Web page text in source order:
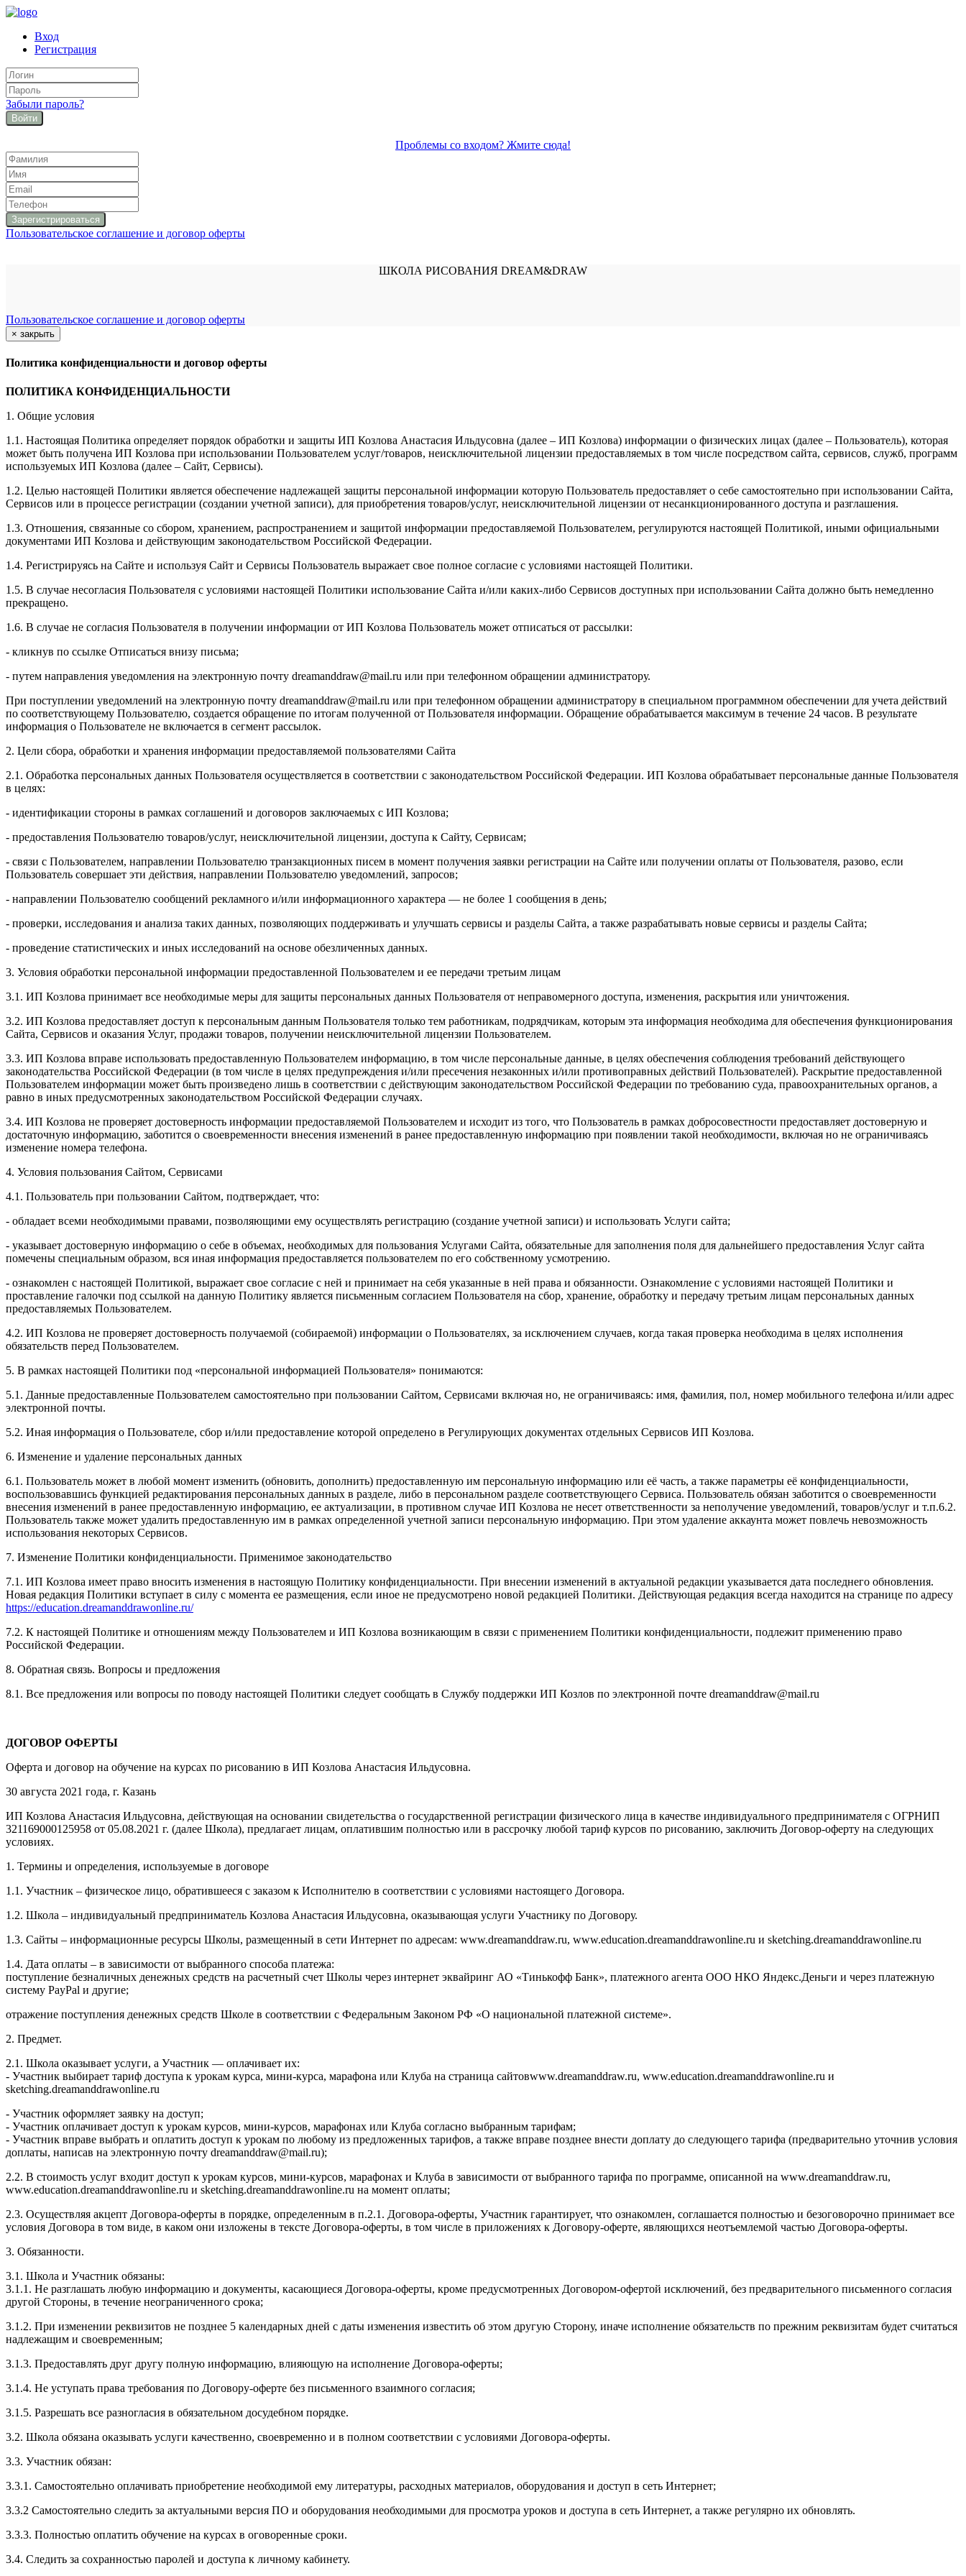
Вход
Регистрация
Забыли пароль?
Войти
Проблемы со входом? Жмите сюда!
Пользовательское соглашение и договор оферты
ШКОЛА РИСОВАНИЯ DREAM&DRAW
Пользовательское соглашение и договор оферты
× закрыть
Политика конфиденциальности и договор оферты
ПОЛИТИКА КОНФИДЕНЦИАЛЬНОСТИ
1. Общие условия
1.1. Настоящая Политика определяет порядок обработки и защиты ИП Козлова Анастасия Ильдусовна (далее – ИП Козлова) информации о физических лицах (далее – Пользователь), которая
может быть получена ИП Козлова при использовании Пользователем услуг/товаров, неисключительной лицензии предоставляемых в том числе посредством сайта, сервисов, служб, программ
используемых ИП Козлова (далее – Сайт, Сервисы).
1.2. Целью настоящей Политики является обеспечение надлежащей защиты персональной информации которую Пользователь предоставляет о себе самостоятельно при использовании Сайта,
Сервисов или в процессе регистрации (создании учетной записи), для приобретения товаров/услуг, неисключительной лицензии от несанкционированного доступа и разглашения.
1.3. Отношения, связанные со сбором, хранением, распространением и защитой информации предоставляемой Пользователем, регулируются настоящей Политикой, иными официальными
документами ИП Козловa и действующим законодательством Российской Федерации.
1.4. Регистрируясь на Сайте и используя Сайт и Сервисы Пользователь выражает свое полное согласие с условиями настоящей Политики.
1.5. В случае несогласия Пользователя с условиями настоящей Политики использование Сайта и/или каких-либо Сервисов доступных при использовании Сайта должно быть немедленно
прекращено.
1.6. В случае не согласия Пользователя в получении информации от ИП Козлова Пользователь может отписаться от рассылки:
- кликнув по ссылке Отписаться внизу письма;
- путем направления уведомления на электронную почту dreamanddraw@mail.ru или при телефонном обращении администратору.
При поступлении уведомлений на электронную почту dreamanddraw@mail.ru или при телефонном обращении администратору в специальном программном обеспечении для учета действий
по соответствующему Пользователю, создается обращение по итогам полученной от Пользователя информации. Обращение обрабатывается максимум в течение 24 часов. В результате
информация о Пользователе не включается в сегмент рассылок.
2. Цели сбора, обработки и хранения информации предоставляемой пользователями Сайта
2.1. Обработка персональных данных Пользователя осуществляется в соответствии с законодательством Российской Федерации. ИП Козловa обрабатывает персональные данные Пользователя
в целях:
- идентификации стороны в рамках соглашений и договоров заключаемых с ИП Козлова;
- предоставления Пользователю товаров/услуг, неисключительной лицензии, доступа к Сайту, Сервисам;
- связи с Пользователем, направлении Пользователю транзакционных писем в момент получения заявки регистрации на Сайте или получении оплаты от Пользователя, разово, если
Пользователь совершает эти действия, направлении Пользователю уведомлений, запросов;
- направлении Пользователю сообщений рекламного и/или информационного характера — не более 1 сообщения в день;
- проверки, исследования и анализа таких данных, позволяющих поддерживать и улучшать сервисы и разделы Сайта, а также разрабатывать новые сервисы и разделы Сайта;
- проведение статистических и иных исследований на основе обезличенных данных.
3. Условия обработки персональной информации предоставленной Пользователем и ее передачи третьим лицам
3.1. ИП Козлова принимает все необходимые меры для защиты персональных данных Пользователя от неправомерного доступа, изменения, раскрытия или уничтожения.
3.2. ИП Козлова предоставляет доступ к персональным данным Пользователя только тем работникам, подрядчикам, которым эта информация необходима для обеспечения функционирования
Сайта, Сервисов и оказания Услуг, продажи товаров, получении неисключительной лицензии Пользователем.
3.3. ИП Козлова вправе использовать предоставленную Пользователем информацию, в том числе персональные данные, в целях обеспечения соблюдения требований действующего
законодательства Российской Федерации (в том числе в целях предупреждения и/или пресечения незаконных и/или противоправных действий Пользователей). Раскрытие предоставленной
Пользователем информации может быть произведено лишь в соответствии с действующим законодательством Российской Федерации по требованию суда, правоохранительных органов, а
равно в иных предусмотренных законодательством Российской Федерации случаях.
3.4. ИП Козлова не проверяет достоверность информации предоставляемой Пользователем и исходит из того, что Пользователь в рамках добросовестности предоставляет достоверную и
достаточную информацию, заботится о своевременности внесения изменений в ранее предоставленную информацию при появлении такой необходимости, включая но не ограничиваясь
изменение номера телефона.
4. Условия пользования Сайтом, Сервисами
4.1. Пользователь при пользовании Сайтом, подтверждает, что:
- обладает всеми необходимыми правами, позволяющими ему осуществлять регистрацию (создание учетной записи) и использовать Услуги сайта;
- указывает достоверную информацию о себе в объемах, необходимых для пользования Услугами Сайта, обязательные для заполнения поля для дальнейшего предоставления Услуг сайта
помечены специальным образом, вся иная информация предоставляется пользователем по его собственному усмотрению.
- ознакомлен с настоящей Политикой, выражает свое согласие с ней и принимает на себя указанные в ней права и обязанности. Ознакомление с условиями настоящей Политики и
проставление галочки под ссылкой на данную Политику является письменным согласием Пользователя на сбор, хранение, обработку и передачу третьим лицам персональных данных
предоставляемых Пользователем.
4.2. ИП Козлова не проверяет достоверность получаемой (собираемой) информации о Пользователях, за исключением случаев, когда такая проверка необходима в целях исполнения
обязательств перед Пользователем.
5. В рамках настоящей Политики под «персональной информацией Пользователя» понимаются:
5.1. Данные предоставленные Пользователем самостоятельно при пользовании Сайтом, Сервисами включая но, не ограничиваясь: имя, фамилия, пол, номер мобильного телефона и/или адрес
электронной почты.
5.2. Иная информация о Пользователе, сбор и/или предоставление которой определено в Регулирующих документах отдельных Сервисов ИП Козлова.
6. Изменение и удаление персональных данных
6.1. Пользователь может в любой момент изменить (обновить, дополнить) предоставленную им персональную информацию или её часть, а также параметры её конфиденциальности,
воспользовавшись функцией редактирования персональных данных в разделе, либо в персональном разделе соответствующего Сервиса. Пользователь обязан заботится о своевременности
внесения изменений в ранее предоставленную информацию, ее актуализации, в противном случае ИП Козлова не несет ответственности за неполучение уведомлений, товаров/услуг и т.п.6.2.
Пользователь также может удалить предоставленную им в рамках определенной учетной записи персональную информацию. При этом удаление аккаунта может повлечь невозможность
использования некоторых Сервисов.
7. Изменение Политики конфиденциальности. Применимое законодательство
7.1. ИП Козлова имеет право вносить изменения в настоящую Политику конфиденциальности. При внесении изменений в актуальной редакции указывается дата последнего обновления.
Новая редакция Политики вступает в силу с момента ее размещения, если иное не предусмотрено новой редакцией Политики. Действующая редакция всегда находится на странице по адресу
https://education.dreamanddrawonline.ru/
7.2. К настоящей Политике и отношениям между Пользователем и ИП Козлова возникающим в связи с применением Политики конфиденциальности, подлежит применению право
Российской Федерации.
8. Обратная связь. Вопросы и предложения
8.1. Все предложения или вопросы по поводу настоящей Политики следует сообщать в Службу поддержки ИП Козлов по электронной почте dreamanddraw@mail.ru
ДОГОВОР ОФЕРТЫ
Оферта и договор на обучение на курсах по рисованию в ИП Козлова Анастасия Ильдусовна.
30 августа 2021 года, г. Казань
ИП Козлова Анастасия Ильдусовна, действующая на основании свидетельства о государственной регистрации физического лица в качестве индивидуального предпринимателя с ОГРНИП
321169000125958 от 05.08.2021 г. (далее Школа), предлагает лицам, оплатившим полностью или в рассрочку любой тариф курсов по рисованию, заключить Договор-оферту на следующих
условиях.
1. Термины и определения, используемые в договоре
1.1. Участник – физическое лицо, обратившееся с заказом к Исполнителю в соответствии с условиями настоящего Договора.
1.2. Школа – индивидуальный предприниматель Козлова Анастасия Ильдусовна, оказывающая услуги Участнику по Договору.
1.3. Сайты – информационные ресурсы Школы, размещенный в сети Интернет по адресам: www.dreamanddraw.ru, www.education.dreamanddrawonline.ru и sketching.dreamanddrawonline.ru
1.4. Дата оплаты – в зависимости от выбранного способа платежа:
поступление безналичных денежных средств на расчетный счет Школы через интернет эквайринг АО «Тинькофф Банк», платежного агента ООО НКО Яндекс.Деньги и через платежную
систему PayPal и другие;
отражение поступления денежных средств Школе в соответствии с Федеральным Законом РФ «О национальной платежной системе».
2. Предмет.
2.1. Школа оказывает услуги, а Участник — оплачивает их:
- Участник выбирает тариф доступа к урокам курса, мини-курса, марафона или Клуба на страница сайтовwww.dreamanddraw.ru, www.education.dreamanddrawonline.ru и
sketching.dreamanddrawonline.ru
- Участник оформляет заявку на доступ;
- Участник оплачивает доступ к урокам курсов, мини-курсов, марафонах или Клуба согласно выбранным тарифам;
- Участник вправе выбрать и оплатить доступ к урокам по любому из предложенных тарифов, а также вправе позднее внести доплату до следующего тарифа (предварительно уточнив условия
доплаты, написав на электронную почту dreamanddraw@mail.ru);
2.2. В стоимость услуг входит доступ к урокам курсов, мини-курсов, марафонах и Клуба в зависимости от выбранного тарифа по программе, описанной на www.dreamanddraw.ru,
www.education.dreamanddrawonline.ru и sketching.dreamanddrawonline.ru на момент оплаты;
2.3. Осуществляя акцепт Договора-оферты в порядке, определенным в п.2.1. Договора-оферты, Участник гарантирует, что ознакомлен, соглашается полностью и безоговорочно принимает все
условия Договора в том виде, в каком они изложены в тексте Договора-оферты, в том числе в приложениях к Договору-оферте, являющихся неотъемлемой частью Договора-оферты.
3. Обязанности.
3.1. Школа и Участник обязаны:
3.1.1. Не разглашать любую информацию и документы, касающиеся Договора-оферты, кроме предусмотренных Договором-офертой исключений, без предварительного письменного согласия
другой Стороны, в течение неограниченного срока;
3.1.2. При изменении реквизитов не позднее 5 календарных дней с даты изменения известить об этом другую Сторону, иначе исполнение обязательств по прежним реквизитам будет считаться
надлежащим и своевременным;
3.1.3. Предоставлять друг другу полную информацию, влияющую на исполнение Договора-оферты;
3.1.4. Не уступать права требования по Договору-оферте без письменного взаимного согласия;
3.1.5. Разрешать все разногласия в обязательном досудебном порядке.
3.2. Школа обязана оказывать услуги качественно, своевременно и в полном соответствии с условиями Договора-оферты.
3.3. Участник обязан:
3.3.1. Cамостоятельно оплачивать приобретение необходимой ему литературы, расходных материалов, оборудования и доступ в сеть Интернет;
3.3.2 Самостоятельно следить за актуальными версия ПО и оборудования необходимыми для просмотра уроков и доступа в сеть Интернет, а также регулярно их обновлять.
3.3.3. Полностью оплатить обучение на курсах в оговоренные сроки.
3.4. Следить за сохранностью паролей и доступа к личному кабинету.